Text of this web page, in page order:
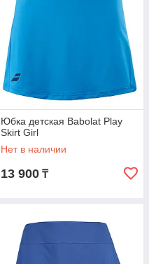
Юбка детская Babolat Play
Skirt Girl
Нет в наличии
13 900 ₸